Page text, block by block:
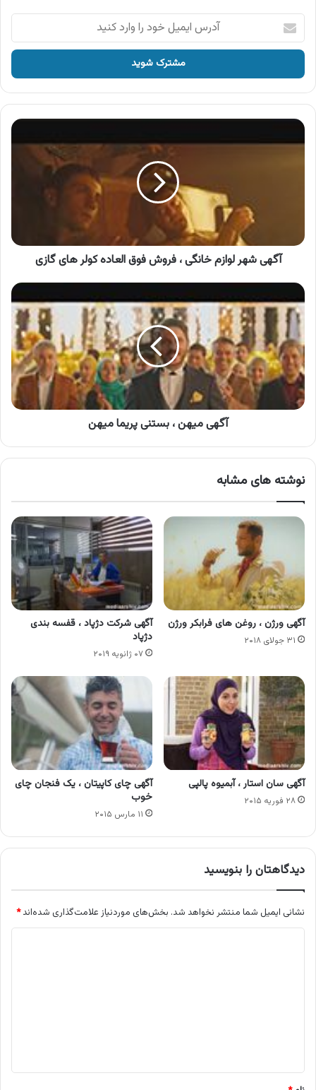
آدرس
ایمیل
خود
وارد
کنید
آگهی
شهر
کولر
آگهی شهر لوازم خانگی ، فروش فوق العاده کولر های گازی
آگهی
میهن
بستنی
پریما
میهن
آگهی میهن ، بستنی پریما میهن
نوشته های مشابه
آگهی ورژن ، روغن های فرابکر ورژن
۳۱ جولای ۲۰۱۸
آگهی شرکت دژپاد ، قفسه بندی
دژپاد
۰۷ ژانویه ۲۰۱۹
آگهی سان استار ، آبمیوه پالپی
۲۸ فوریه ۲۰۱۵
آگهی چای کاپیتان ، یک فنجان چای
خوب
۱۱ مارس ۲۰۱۵
دیدگاهتان را بنویسید
نشانی ایمیل شما منتشر نخواهد شد. بخش‌های موردنیاز علامت‌گذاری شده‌اند*